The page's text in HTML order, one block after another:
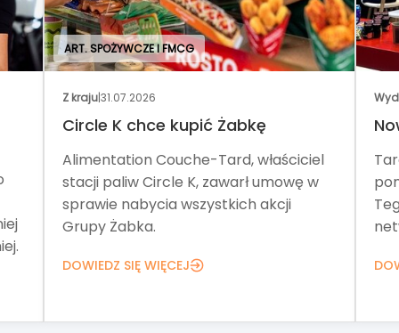
ART. SPOŻYWCZE I FMCG
Z kraju|31.07.2026
Circle K chce kupić Żabkę
Alimentation Couche-Tard, właściciel
stacji paliw Circle K, zawarł umowę w
sprawie nabycia wszystkich akcji
Grupy Żabka.
DOWIEDZ SIĘ WIĘCEJ